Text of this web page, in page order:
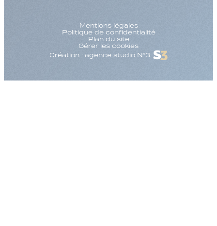
Mentions légales
Politique de confidentialité
Plan du site
Gérer les cookies
Création : agence studio N°3